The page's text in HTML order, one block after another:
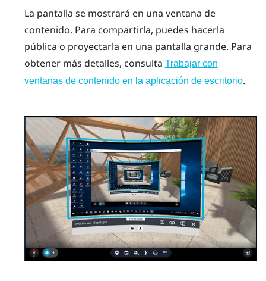
La pantalla se mostrará en una ventana de
contenido. Para compartirla, puedes hacerla
pública o proyectarla en una pantalla grande. Para
obtener más detalles, consulta Trabajar con
ventanas de contenido en la aplicación de escritorio.